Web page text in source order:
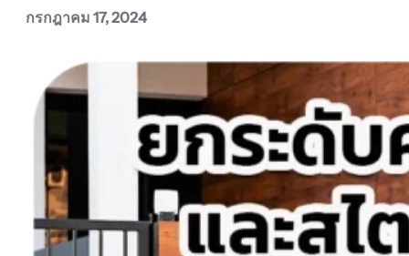
กรกฎาคม 17, 2024